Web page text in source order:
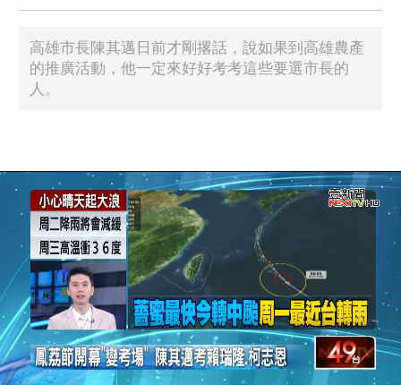
高雄市長陳其邁日前才剛撂話，說如果到高雄農產
的推廣活動，他一定來好好考考這些要選市長的
人。